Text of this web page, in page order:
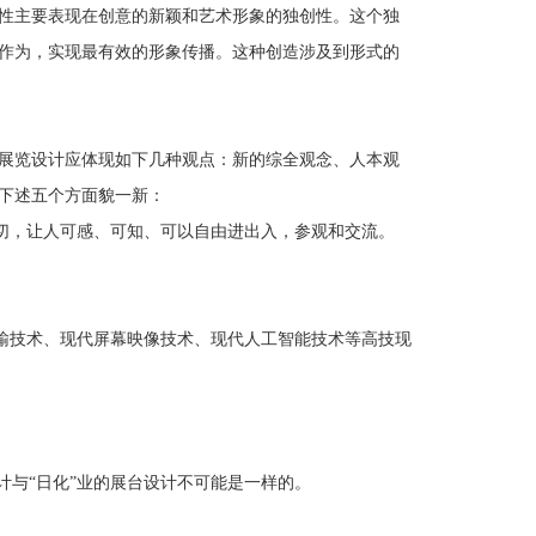
要表现在创意的新颖和艺术形象的独创性。这个独
为，实现最有效的形象传播。这种创造涉及到形式的
设计应体现如下几种观点：新的综全观念、人本观
述五个方面貌一新：
人可感、可知、可以自由进出入，参观和交流。
术、现代屏幕映像技术、现代人工智能技术等高技现
“日化”业的展台设计不可能是一样的。